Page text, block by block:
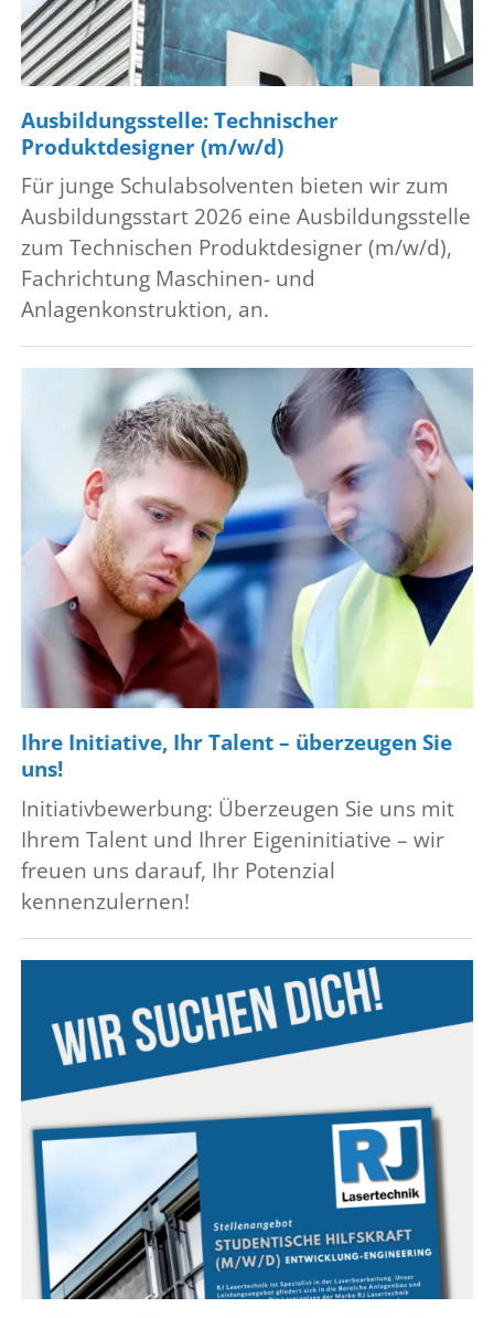
Ausbildungsstelle: Technischer
Produktdesigner (m/w/d)
Für junge Schulabsolventen bieten wir zum
Ausbildungsstart 2026 eine Ausbildungsstelle
zum Technischen Produktdesigner (m/w/d),
Fachrichtung Maschinen- und
Anlagenkonstruktion, an.
Ihre Initiative, Ihr Talent – überzeugen Sie
uns!
Initiativbewerbung: Überzeugen Sie uns mit
Ihrem Talent und Ihrer Eigeninitiative – wir
freuen uns darauf, Ihr Potenzial
kennenzulernen!